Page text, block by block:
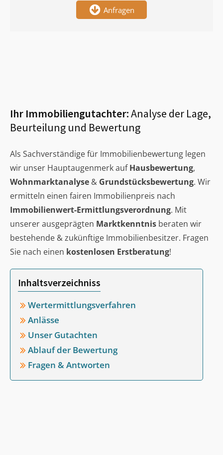
Anfragen
Ihr Immobiliengutachter:Analyse der Lage,
Beurteilung und Bewertung
Als Sachverständige für Immobilienbewertung legen
wir unser Hauptaugenmerk aufHausbewertung,
Wohnmarktanalyse & Grundstücksbewertung. Wir
ermitteln einen fairen Immobilienpreis nach
Immobilienwert-Ermittlungsverordnung. Mit
unserer ausgeprägten Marktkenntnis beraten wir
bestehende & zukünftige Immobilienbesitzer. Fragen
Sie nach einen kostenlosen Erstberatung!
Inhaltsverzeichniss
Wertermittlungsverfahren
Anlässe
Unser Gutachten
Ablauf der Bewertung
Fragen & Antworten